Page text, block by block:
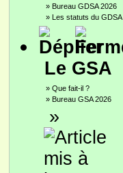
» Bureau GDSA 2026
» Les statuts du GDSA
Le GSA
» Que fait-il ?
» Bureau GSA 2026
»